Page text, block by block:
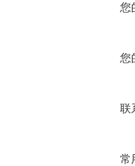
您
您
联
常